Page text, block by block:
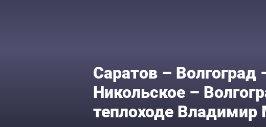
Саратов – Волгоград
Никольское –
теплоходе Владимир